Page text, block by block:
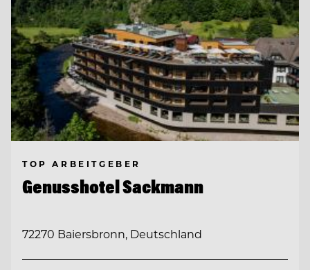
TOP ARBEITGEBER
Genusshotel Sackmann
72270 Baiersbronn, Deutschland